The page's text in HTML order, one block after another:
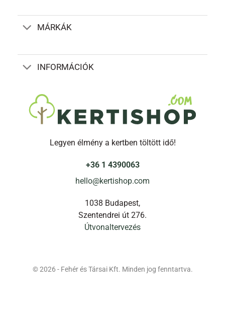
MÁRKÁK
INFORMÁCIÓK
Legyen élmény a kertben töltött idő!
+36 1 4390063
hello@kertishop.com
1038 Budapest,
Szentendrei út 276.
Útvonaltervezés
© 2026 - Fehér és Társai Kft. Minden jog fenntartva.